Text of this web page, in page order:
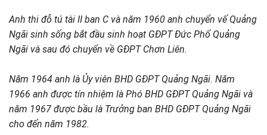
Anh thi đỗ tú tài II ban C và năm 1960 anh chuyển vế Quảng
Ngãi sinh sống bắt đầu sinh hoạt GĐPT Đức Phổ Quảng
Ngãi và sau đó chuyển về GĐPT Chơn Liên.
Năm 1964 anh là Ủy viên BHD GĐPT Quảng Ngãi. Năm
1966 anh được tín nhiệm là Phó BHD GĐPT Quảng Ngãi và
năm 1967 được bầu là Trưởng ban BHD GĐPT Quảng Ngãi
cho đến năm 1982.